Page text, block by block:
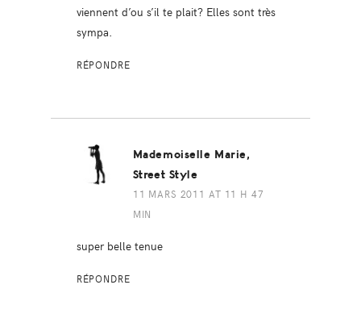
viennent d’ou s’il te plait? Elles sont très
sympa.
RÉPONDRE
Mademoiselle Marie,
Street Style
11 MARS 2011 AT 11 H 47
MIN
super belle tenue
RÉPONDRE